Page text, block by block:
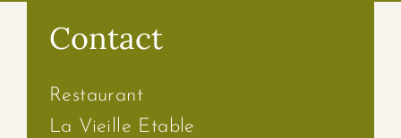
Contact
Restaurant
La Vieille Etable